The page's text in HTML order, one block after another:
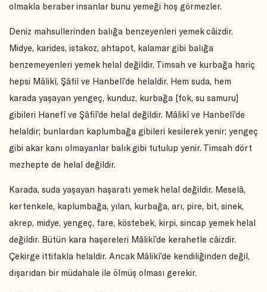
olmakla beraber insanlar bunu yemeği hoş görmezler.
Deniz mahsullerinden balığa benzeyenleri yemek câizdir.
Midye, karides, istakoz, ahtapot, kalamar gibi balığa
benzemeyenleri yemek helal değildir. Timsah ve kurbağa hariç
hepsi Mâlikî, Şâfiî ve Hanbelî’de helaldir. Hem suda, hem
karada yaşayan yengeç, kunduz, kurbağa [fok, su samuru]
gibileri Hanefî ve Şâfiî’de helal değildir. Mâlikî ve Hanbelî’de
helaldir; bunlardan kaplumbağa gibileri kesilerek yenir; yengeç
gibi akar kanı olmayanlar balık gibi tutulup yenir. Timsah dört
mezhepte de helal değildir.
Karada, suda yaşayan haşaratı yemek helal değildir. Meselâ,
kertenkele, kaplumbağa, yılan, kurbağa, arı, pire, bit, sinek,
akrep, midye, yengeç, fare, köstebek, kirpi, sincap yemek helal
değildir. Bütün kara haşereleri Mâlikî’de kerahetle câizdir.
Çekirge ittifakla helaldir. Ancak Mâlikî’de kendiliğinden değil,
dışarıdan bir müdahale ile ölmüş olması gerekir.